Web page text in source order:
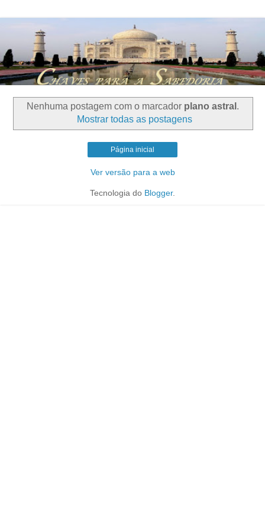
Nenhuma postagem com o marcador plano astral .
Mostrar todas as postagens
Página inicial
Ver versão para a web
Tecnologia do Blogger.